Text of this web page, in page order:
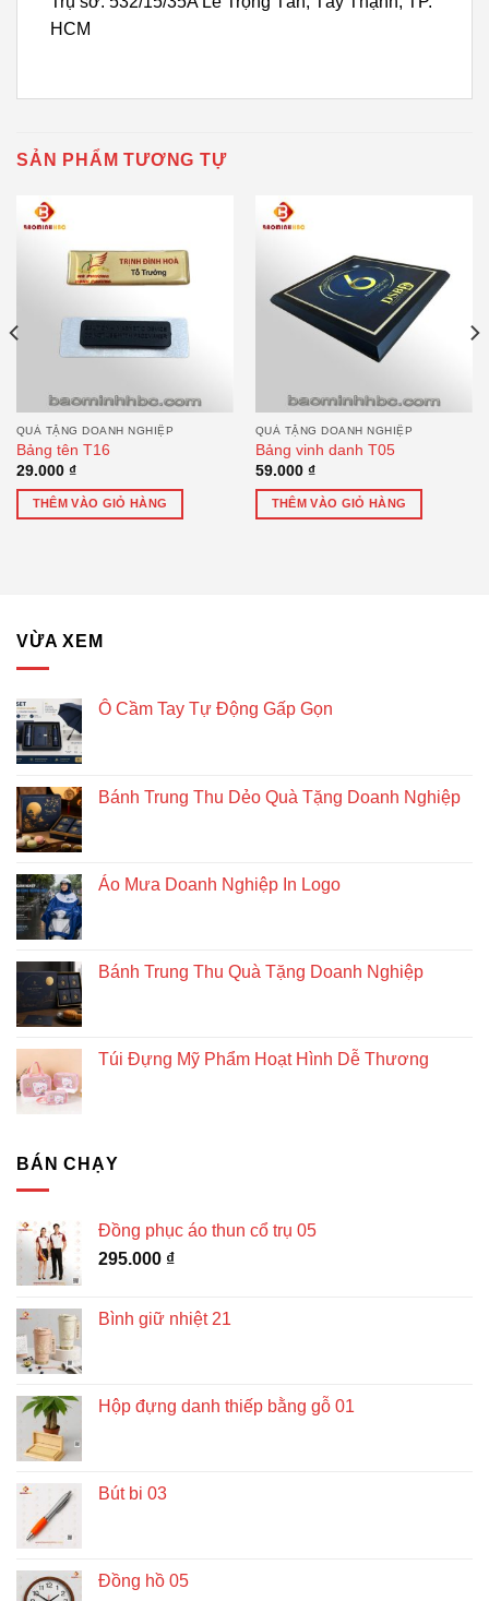
HCM
SẢN PHẨM TƯƠNG TỰ
QUÀ TẶNG DOANH NGHIỆP
Bảng tên T16
29.000 ₫
THÊM VÀO GIỎ HÀNG
QUÀ TẶNG DOANH NGHIỆP
Bảng vinh danh T05
59.000 ₫
THÊM VÀO GIỎ HÀNG
VỪA XEM
Ô Cầm Tay Tự Động Gấp Gọn
Bánh Trung Thu Dẻo Quà Tặng Doanh Nghiệp
Áo Mưa Doanh Nghiệp In Logo
Bánh Trung Thu Quà Tặng Doanh Nghiệp
Túi Đựng Mỹ Phẩm Hoạt Hình Dễ Thương
BÁN CHẠY
Đồng phục áo thun cổ trụ 05
295.000 ₫
Bình giữ nhiệt 21
Hộp đựng danh thiếp bằng gỗ 01
Bút bi 03
Đồng hồ 05